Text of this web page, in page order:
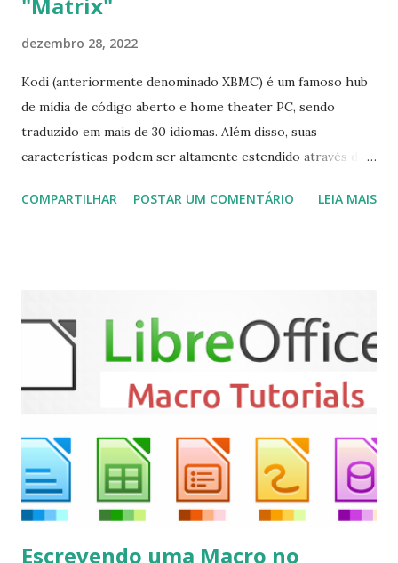
dezembro 28, 2022
Kodi (anteriormente denominado XBMC) é um famoso hub
de mídia de código aberto e home theater PC, sendo
traduzido em mais de 30 idiomas. Além disso, suas
características podem ser altamente estendido através de
(personal video recorder). A versão final do Kodi 19.5
sudo apt-get install kodi Use o comando a seguir para
instalar codecs de áudio e outros complementos,
executando: $ sudo apt-get install --install-suggests
kodi Para remover, execute: $ sudo apt-get remove
COMPARTILHAR POSTAR UM COMENTÁRIO LEIA MAIS
Escrevendo uma Macro no